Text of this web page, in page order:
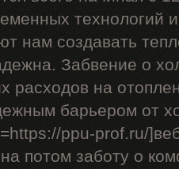
технологий
нам создавать
Забвение о
расходов на
барьером от
ppu-prof.ru/
потом заботу о